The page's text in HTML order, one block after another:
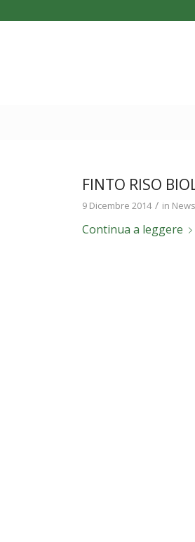
FINTO RISO
9 Dicembre 2014 / in News
Continua a leggere